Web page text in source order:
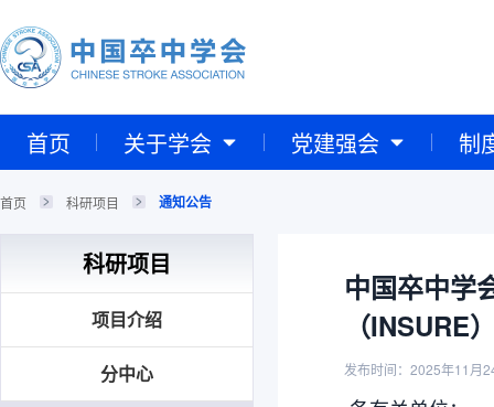
首页 关于学会 党建强会 制
首页 科研项目 通知公告
科研项目
项目介绍
分中心
中国卒中学
（INSURE
发布时间：2025年11月